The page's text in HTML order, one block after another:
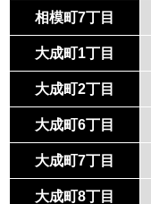
相模町7丁目
大成町1丁目
大成町2丁目
大成町6丁目
大成町7丁目
大成町8丁目